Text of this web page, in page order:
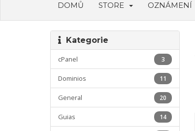
DOMŮ STORE OZNÁMENÍ
Kategorie
3
cPanel
11
Dominios
20
General
14
Guias